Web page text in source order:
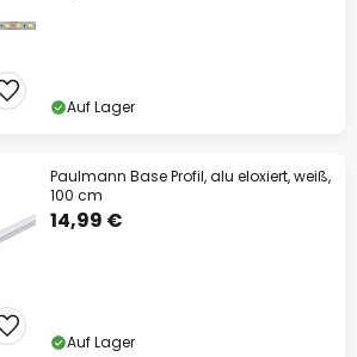
Auf Lager
Paulmann Base Profil, alu eloxiert, weiß,
100 cm
14,99 €
Auf Lager